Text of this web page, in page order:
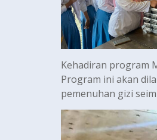
Kehadiran program
Program ini akan
pemenuhan gizi